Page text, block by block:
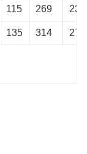
115 269 230
135 314 270